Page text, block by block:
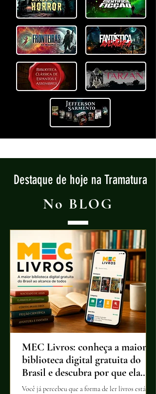
Destaque de hoje na Tramatura
No BLOG
MEC Livros: conheça a maior
biblioteca digital gratuita do
Brasil e descubra por que ela
merece sua atenção
Você já percebeu que a forma de ler livros está